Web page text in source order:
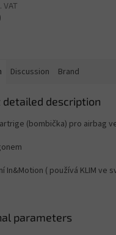
VAT
Discussion Brand
detailed description
(bombička) pro airbag
In&Motion ( používá KLIM ve
parameters